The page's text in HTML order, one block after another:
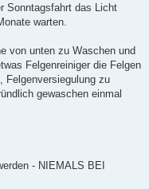
Sonntagsfahrt das Licht
warten.
von unten zu Waschen und
Felgenreiniger die Felgen
Felgenversiegulung zu
gewaschen einmal
- NIEMALS BEI